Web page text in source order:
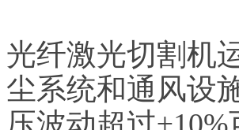
光纤激光切割机
尘系统和通风设